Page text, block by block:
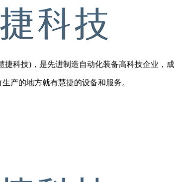
技)，是先进制造自动化装备高科技企业，成
的地方就有慧捷的设备和服务。